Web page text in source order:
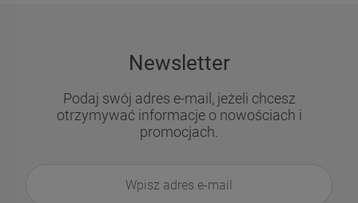
Newsletter
Podaj swój adres e-mail, jeżeli chcesz
otrzymywać informacje o nowościach i
promocjach.